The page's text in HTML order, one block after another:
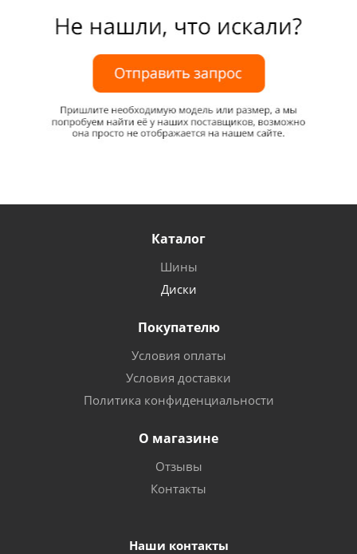
Каталог
Шины
Диски
Покупателю
Условия оплаты
Условия доставки
Политика конфиденциальности
О магазине
Отзывы
Контакты
Наши контакты